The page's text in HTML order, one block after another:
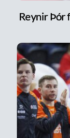
Reynir Þór